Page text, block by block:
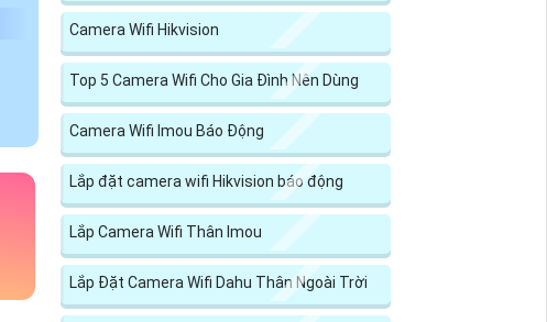
Camera Wifi Hikvision
Top 5 Camera Wifi Cho Gia Đình Nên Dùng
Camera Wifi Imou Báo Động
Lắp đặt camera wifi Hikvision báo động
Lắp Camera Wifi Thân Imou
Lắp Đặt Camera Wifi Dahu Thân Ngoài Trời